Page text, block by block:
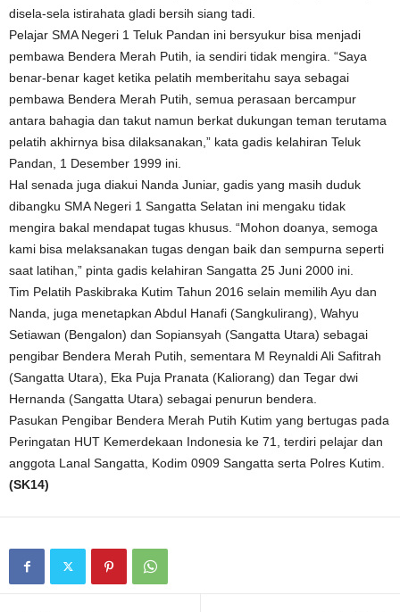
disela-sela istirahata gladi bersih siang tadi.
Pelajar SMA Negeri 1 Teluk Pandan ini bersyukur bisa menjadi
pembawa Bendera Merah Putih, ia sendiri tidak mengira. “Saya
benar-benar kaget ketika pelatih memberitahu saya sebagai
pembawa Bendera Merah Putih, semua perasaan bercampur
antara bahagia dan takut namun berkat dukungan teman terutama
pelatih akhirnya bisa dilaksanakan,” kata gadis kelahiran Teluk
Pandan, 1 Desember 1999 ini.
Hal senada juga diakui Nanda Juniar, gadis yang masih duduk
dibangku SMA Negeri 1 Sangatta Selatan ini mengaku tidak
mengira bakal mendapat tugas khusus. “Mohon doanya, semoga
kami bisa melaksanakan tugas dengan baik dan sempurna seperti
saat latihan,” pinta gadis kelahiran Sangatta 25 Juni 2000 ini.
Tim Pelatih Paskibraka Kutim Tahun 2016 selain memilih Ayu dan
Nanda, juga menetapkan Abdul Hanafi (Sangkulirang), Wahyu
Setiawan (Bengalon) dan Sopiansyah (Sangatta Utara) sebagai
pengibar Bendera Merah Putih, sementara M Reynaldi Ali Safitrah
(Sangatta Utara), Eka Puja Pranata (Kaliorang) dan Tegar dwi
Hernanda (Sangatta Utara) sebagai penurun bendera.
Pasukan Pengibar Bendera Merah Putih Kutim yang bertugas pada
Peringatan HUT Kemerdekaan Indonesia ke 71, terdiri pelajar dan
anggota Lanal Sangatta, Kodim 0909 Sangatta serta Polres Kutim.
(SK14)